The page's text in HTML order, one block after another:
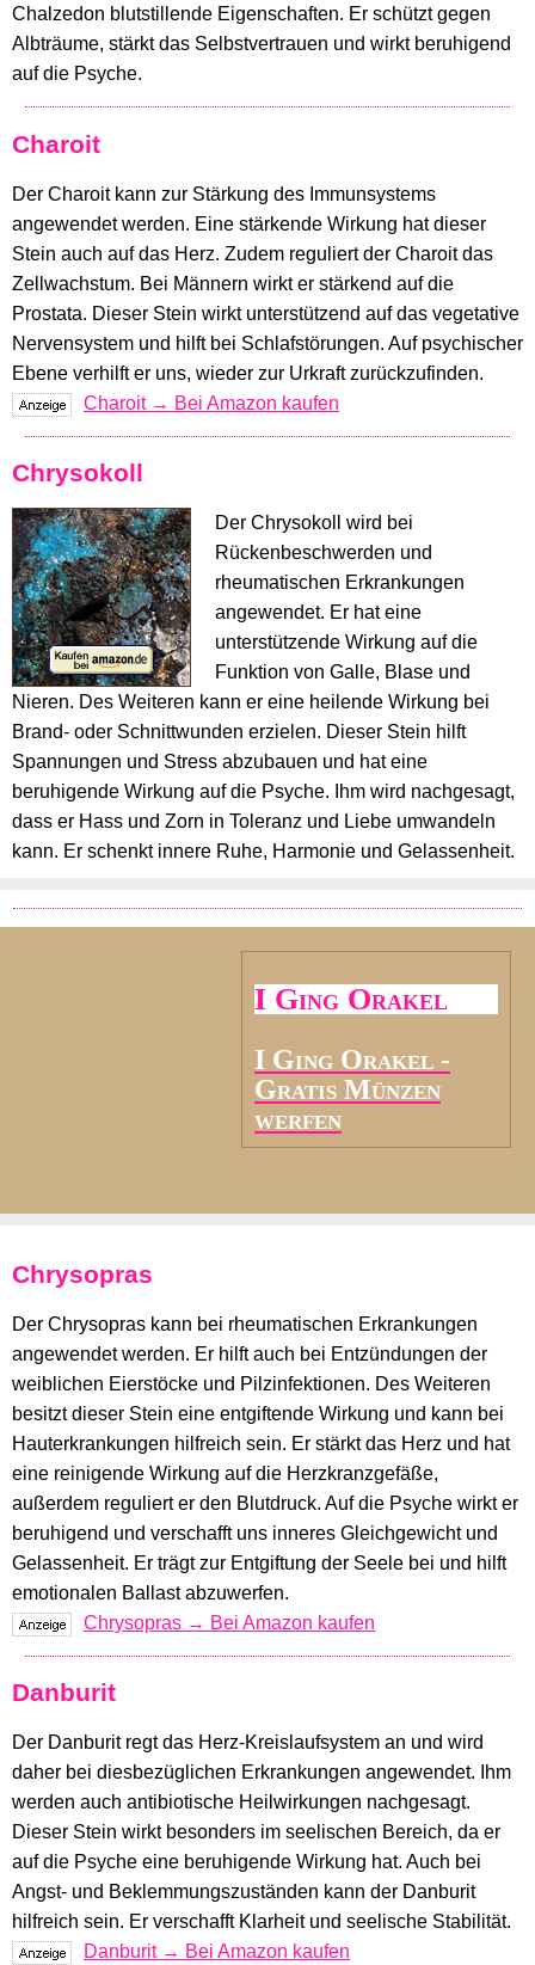
Chalzedon blutstillende Eigenschaften. Er schützt gegen
Albträume, stärkt das Selbstvertrauen und wirkt beruhigend
auf die Psyche.
Charoit
Der Charoit kann zur Stärkung des Immunsystems
angewendet werden. Eine stärkende Wirkung hat dieser
Stein auch auf das Herz. Zudem reguliert der Charoit das
Zellwachstum. Bei Männern wirkt er stärkend auf die
Prostata. Dieser Stein wirkt unterstützend auf das vegetative
Nervensystem und hilft bei Schlafstörungen. Auf psychischer
Ebene verhilft er uns, wieder zur Urkraft zurückzufinden.
Charoit → Bei Amazon kaufen
Chrysokoll
Der Chrysokoll wird bei
Rückenbeschwerden und
rheumatischen Erkrankungen
angewendet. Er hat eine
unterstützende Wirkung auf die
Funktion von Galle, Blase und
Nieren. Des Weiteren kann er eine heilende Wirkung bei
Brand- oder Schnittwunden erzielen. Dieser Stein hilft
Spannungen und Stress abzubauen und hat eine
beruhigende Wirkung auf die Psyche. Ihm wird nachgesagt,
dass er Hass und Zorn in Toleranz und Liebe umwandeln
kann. Er schenkt innere Ruhe, Harmonie und Gelassenheit.
I Ging Orakel
I Ging Orakel -
Gratis Münzen
werfen
Chrysopras
Der Chrysopras kann bei rheumatischen Erkrankungen
angewendet werden. Er hilft auch bei Entzündungen der
weiblichen Eierstöcke und Pilzinfektionen. Des Weiteren
besitzt dieser Stein eine entgiftende Wirkung und kann bei
Hauterkrankungen hilfreich sein. Er stärkt das Herz und hat
eine reinigende Wirkung auf die Herzkranzgefäße,
außerdem reguliert er den Blutdruck. Auf die Psyche wirkt er
beruhigend und verschafft uns inneres Gleichgewicht und
Gelassenheit. Er trägt zur Entgiftung der Seele bei und hilft
emotionalen Ballast abzuwerfen.
Chrysopras → Bei Amazon kaufen
Danburit
Der Danburit regt das Herz-Kreislaufsystem an und wird
daher bei diesbezüglichen Erkrankungen angewendet. Ihm
werden auch antibiotische Heilwirkungen nachgesagt.
Dieser Stein wirkt besonders im seelischen Bereich, da er
auf die Psyche eine beruhigende Wirkung hat. Auch bei
Angst- und Beklemmungszuständen kann der Danburit
hilfreich sein. Er verschafft Klarheit und seelische Stabilität.
Danburit → Bei Amazon kaufen